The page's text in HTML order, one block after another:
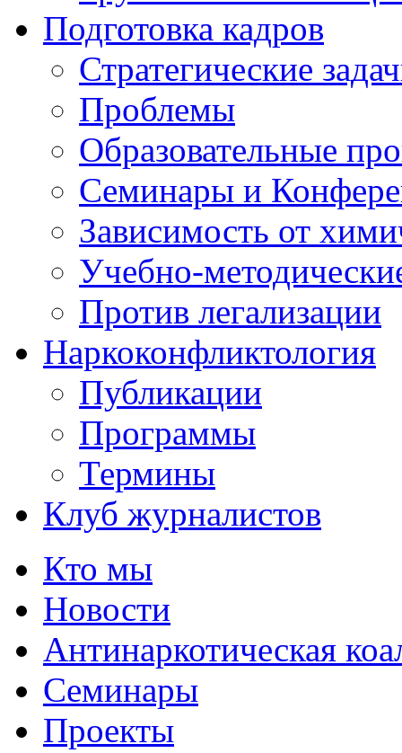
Подготовка кадров
Стратегические
Проблемы
Образовательные
Семинары и
Зависимость от
Учебно-
Против легализации
Наркоконфликтология
Публикации
Программы
Термины
Клуб журналистов
Кто мы
Новости
Антинаркотическая
Семинары
Проекты